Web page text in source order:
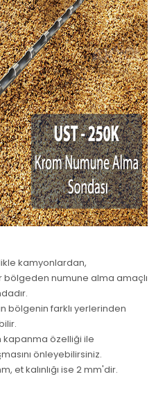
kamyonlardan,
bölgeden numune alma amaçlı
bölgenin farklı yerlerinden
kapanma özelliği ile
önleyebilirsiniz.
et kalınlığı ise 2 mm'dir.